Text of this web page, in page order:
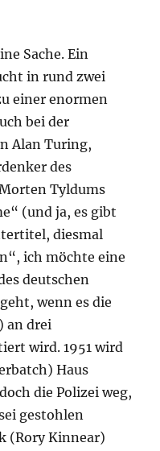
Sache. Ein
in rund zwei
einer enormen
bei der
Alan Turing,
des
Tyldums
(und ja, es gibt
diesmal
ich möchte eine
deutschen
wenn es die
an drei
wird. 1951 wird
Haus
die Polizei weg,
gestohlen
(Rory Kinnear)